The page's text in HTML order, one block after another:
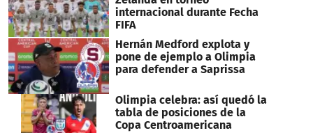
internacional durante Fecha
FIFA
Hernán Medford explota y
pone de ejemplo a Olimpia
para defender a Saprissa
Olimpia celebra: así quedó la
tabla de posiciones de la
Copa Centroamericana